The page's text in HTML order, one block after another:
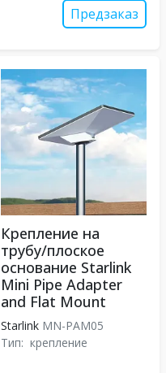
Предзаказ
Крепление на
трубу/плоское
основание Starlink
Mini Pipe Adapter
and Flat Mount
Starlink MN-PAM05
Тип: крепление